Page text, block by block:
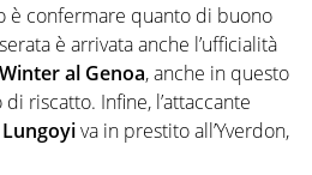
è confermare quanto di buono
è arrivata anche l’ufficialità
al Genoa, anche in questo
riscatto. Infine, l’attaccante
va in prestito all’Yverdon,